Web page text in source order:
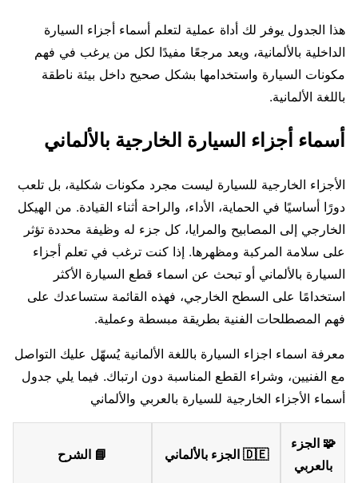
هذا الجدول يوفر لك أداة عملية لتعلم أسماء أجزاء السيارة
الداخلية بالألمانية، ويعد مرجعًا مفيدًا لكل من يرغب في فهم
مكونات السيارة واستخدامها بشكل صحيح داخل بيئة ناطقة
باللغة الألمانية.
أسماء أجزاء السيارة الخارجية بالألماني
الأجزاء الخارجية للسيارة ليست مجرد مكونات شكلية، بل تلعب
دورًا أساسيًا في الحماية، الأداء، والراحة أثناء القيادة. من الهيكل
الخارجي إلى المصابيح والمرايا، كل جزء له وظيفة محددة تؤثر
على سلامة المركبة ومظهرها. إذا كنت ترغب في تعلم أجزاء
السيارة بالألماني أو تبحث عن اسماء قطع السيارة الأكثر
استخدامًا على السطح الخارجي، فهذه القائمة ستساعدك على
فهم المصطلحات الفنية بطريقة مبسطة وعملية.
معرفة اسماء اجزاء السيارة باللغة الألمانية يُسهّل عليك التواصل
مع الفنيين، وشراء القطع المناسبة دون ارتباك. فيما يلي جدول
أسماء الأجزاء الخارجية للسيارة بالعربي والألماني
🧩 الجزء
بالعربي
🇩🇪 الجزء بالألماني 📘 الشرح